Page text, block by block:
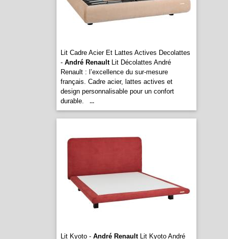
Lit Cadre Acier Et Lattes Actives Decolattes
- André RenaultLit Décolattes André
Renault : l’excellence du sur-mesure
français. Cadre acier, lattes actives et
design personnalisable pour un confort
durable.
...
Lit Kyoto - André RenaultLit Kyoto André